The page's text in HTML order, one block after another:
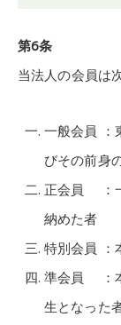
第6条
当法人の会員は
一般会員 ：
びその前身
正会員 ：
納めた者
特別会員 ：
準会員 ：
生となった